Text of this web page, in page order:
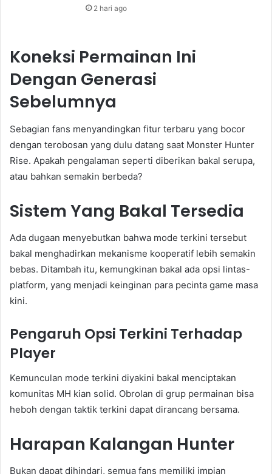
2 hari ago
Koneksi Permainan Ini
Dengan Generasi
Sebelumnya
Sebagian fans menyandingkan fitur terbaru yang bocor
dengan terobosan yang dulu datang saat Monster Hunter
Rise. Apakah pengalaman seperti diberikan bakal serupa,
atau bahkan semakin berbeda?
Sistem Yang Bakal Tersedia
Ada dugaan menyebutkan bahwa mode terkini tersebut
bakal menghadirkan mekanisme kooperatif lebih semakin
bebas. Ditambah itu, kemungkinan bakal ada opsi lintas-
platform, yang menjadi keinginan para pecinta game masa
kini.
Pengaruh Opsi Terkini Terhadap
Player
Kemunculan mode terkini diyakini bakal menciptakan
komunitas MH kian solid. Obrolan di grup permainan bisa
heboh dengan taktik terkini dapat dirancang bersama.
Harapan Kalangan Hunter
Bukan dapat dihindari, semua fans memiliki impian